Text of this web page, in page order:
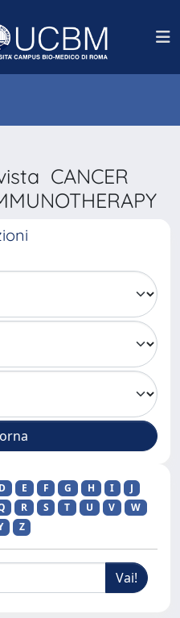
CANCER
D E F G H I
J
R S T U V
W
Z